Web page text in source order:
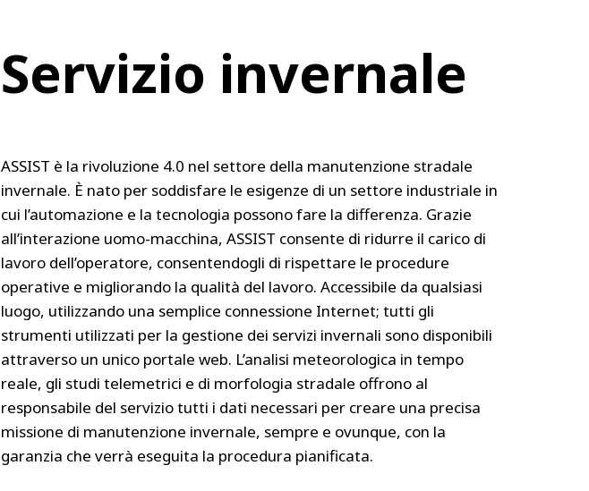
Servizio invernale
ASSIST è la rivoluzione 4.0 nel settore della manutenzione stradale
invernale. È nato per soddisfare le esigenze di un settore industriale in
cui l’automazione e la tecnologia possono fare la differenza. Grazie
all’interazione uomo-macchina, ASSIST consente di ridurre il carico di
lavoro dell’operatore, consentendogli di rispettare le procedure
operative e migliorando la qualità del lavoro. Accessibile da qualsiasi
luogo, utilizzando una semplice connessione Internet; tutti gli
strumenti utilizzati per la gestione dei servizi invernali sono disponibili
attraverso un unico portale web. L’analisi meteorologica in tempo
reale, gli studi telemetrici e di morfologia stradale offrono al
responsabile del servizio tutti i dati necessari per creare una precisa
missione di manutenzione invernale, sempre e ovunque, con la
garanzia che verrà eseguita la procedura pianificata.